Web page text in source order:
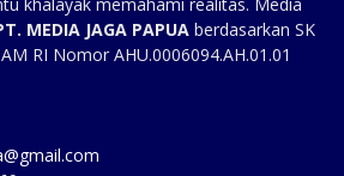
khalayak memahami realitas. Media
MEDIA JAGA PAPUA berdasarkan SK
RI Nomor AHU.0006094.AH.01.01